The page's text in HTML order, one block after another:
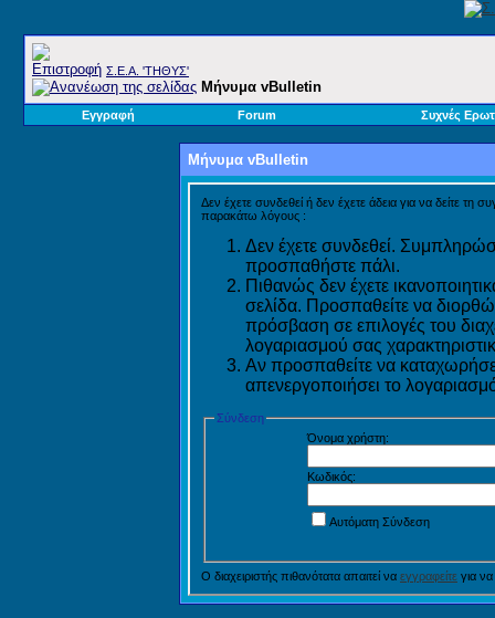
Σ.E.A. 'ΤΗΘΥΣ'
Μήνυμα vBulletin
Εγγραφή Forum Συχνές
Μήνυμα vBulletin
Δεν έχετε συνδεθεί ή δεν έχετε άδεια για να δείτε τη
παρακάτω λόγους :
Δεν έχετε συνδεθεί.
προσπαθήστε πάλι.
Πιθανώς δεν έχετε
σελίδα. Προσπαθείτε να
πρόσβαση σε επιλογές του
λογαριασμού σας
Αν προσπαθείτε να
απενεργοποιήσει το
Σύνδεση
Όνομα χρήστη:
Κωδικός:
Αυτόματη Σύνδεση
Ο διαχειριστής πιθανότατα απαιτεί να εγγραφείτε για